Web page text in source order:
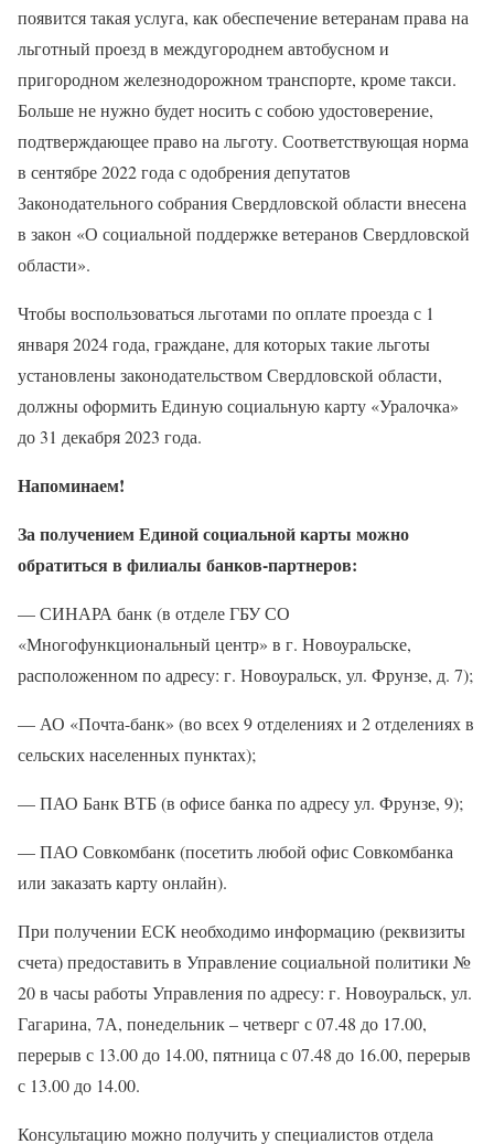
появится такая услуга, как обеспечение ветеранам права на
льготный проезд в междугороднем автобусном и
пригородном железнодорожном транспорте, кроме такси.
Больше не нужно будет носить с собою удостоверение,
подтверждающее право на льготу. Соответствующая норма
в сентябре 2022 года с одобрения депутатов
Законодательного собрания Свердловской области внесена
в закон «О социальной поддержке ветеранов Свердловской
области».
Чтобы воспользоваться льготами по оплате проезда с 1
января 2024 года, граждане, для которых такие льготы
установлены законодательством Свердловской области,
должны оформить Единую социальную карту «Уралочка»
до 31 декабря 2023 года.
Напоминаем!
За получением Единой социальной карты можно
обратиться в филиалы банков-партнеров:
— СИНАРА банк (в отделе ГБУ СО
«Многофункциональный центр» в г. Новоуральске,
расположенном по адресу: г. Новоуральск, ул. Фрунзе, д. 7);
— АО «Почта-банк» (во всех 9 отделениях и 2 отделениях в
сельских населенных пунктах);
— ПАО Банк ВТБ (в офисе банка по адресу ул. Фрунзе, 9);
— ПАО Совкомбанк (посетить любой офис Совкомбанка
или заказать карту онлайн).
При получении ЕСК необходимо информацию (реквизиты
счета) предоставить в Управление социальной политики №
20 в часы работы Управления по адресу: г. Новоуральск, ул.
Гагарина, 7А, понедельник – четверг с 07.48 до 17.00,
перерыв с 13.00 до 14.00, пятница с 07.48 до 16.00, перерыв
с 13.00 до 14.00.
Консультацию можно получить у специалистов отдела